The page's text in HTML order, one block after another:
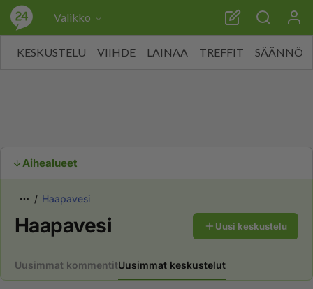
Valikko
KESKUSTELU VIIHDE LAINAA TREFFIT SÄÄNNÖT
Aihealueet
Haapavesi
Haapavesi Uusi keskustelu
Uusimmat kommentitUusimmat keskustelut